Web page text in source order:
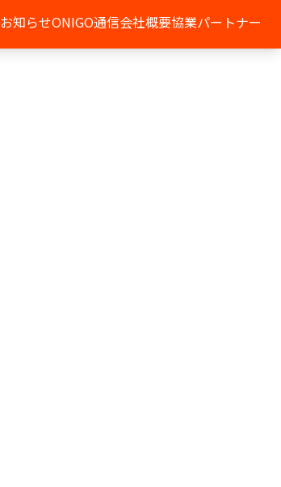
お知らせONIGO通信会社概要協業パートナー